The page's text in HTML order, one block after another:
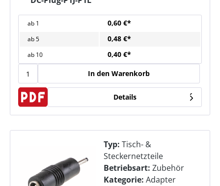
ab 1 0,60 €*
ab5 0,48 €*
ab 10 0,40 €*
In den Warenkorb
Details
Typ: Tisch- &
Steckernetzteile
Betriebsart: Zubehör
Kategorie: Adapter